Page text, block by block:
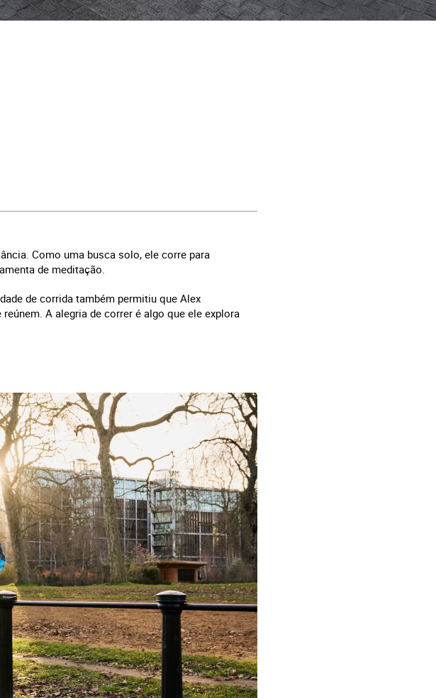
Como uma busca solo, ele corre para
de meditação.
de corrida também permitiu que Alex
A alegria de correr é algo que ele explora